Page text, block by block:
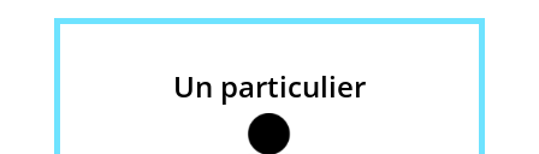
Un particulier